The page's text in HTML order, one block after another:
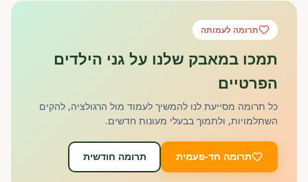
תרומה לעמותה
תמכו במאבק שלנו על גני הילדים
הפרטיים
כל תרומה מסייעת לנו להמשיך לעמוד מול הרגולציה, להקים
השתלמויות, ולתמוך בבעלי מעונות חדשים.
תרומה חד-פעמית תרומה חודשית